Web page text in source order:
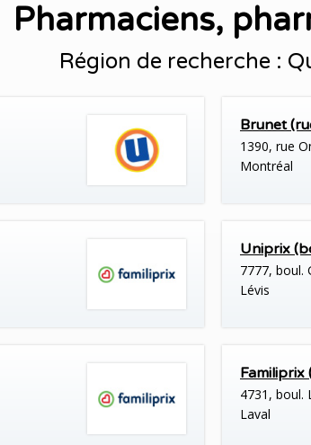
Pharmaciens,
Région de recherche :
Brunet
1390, rue
Montréal
Uniprix
7777, boul.
Lévis
Familiprix
4731, boul.
Laval